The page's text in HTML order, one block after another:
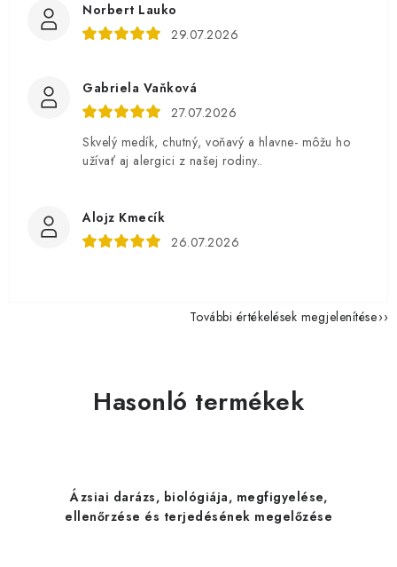
Norbert Lauko
29.07.2026
Gabriela Vaňková
27.07.2026
Skvelý medík, chutný, voňavý a hlavne- môžu ho
užívať aj alergici z našej rodiny..
Alojz Kmecík
26.07.2026
További értékelések megjelenítése
Hasonló termékek
Ázsiai darázs, biológiája, megfigyelése,
ellenőrzése és terjedésének megelőzése